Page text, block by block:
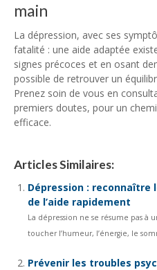
main
La dépression, avec ses
fatalité : une aide adaptée
signes précoces et en osant
possible de retrouver un
Prenez soin de vous en
premiers doutes, pour un
efficace.
Articles Similaires:
Dépression :
de l’aide rapidement
La dépression ne se résume pas à
toucher l’humeur, l’énergie, le
Prévenir les troubles